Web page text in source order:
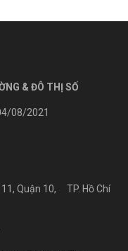
& ĐÔ THỊ SỐ
08/2021
Quận 10, TP. Hồ Chí